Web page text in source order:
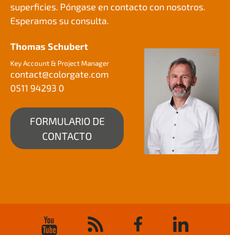
superficies. Póngase en contacto con nosotros.
Esperamos su consulta.
Thomas Schubert
Key Account & Project Manager
contact@colorgate.com
0511 94293 0
FORMULARIO DE
CONTACTO